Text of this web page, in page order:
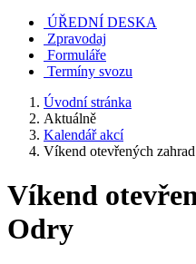
ÚŘEDNÍ DESKA
Zpravodaj
Formuláře
Termíny svozu
Úvodní stránka
Aktuálně
Kalendář akcí
Víkend otevřených
Víkend
Odry